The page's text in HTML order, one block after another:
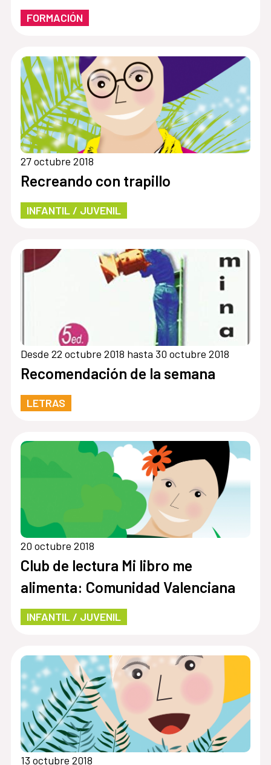
Valtueña
FORMACIÓN
27 octubre 2018
Recreando con trapillo
INFANTIL / JUVENIL
Desde 22 octubre 2018 hasta 30 octubre 2018
Recomendación de la semana
LETRAS
20 octubre 2018
Club de lectura Mi libro me
alimenta: Comunidad Valenciana
INFANTIL / JUVENIL
13 octubre 2018